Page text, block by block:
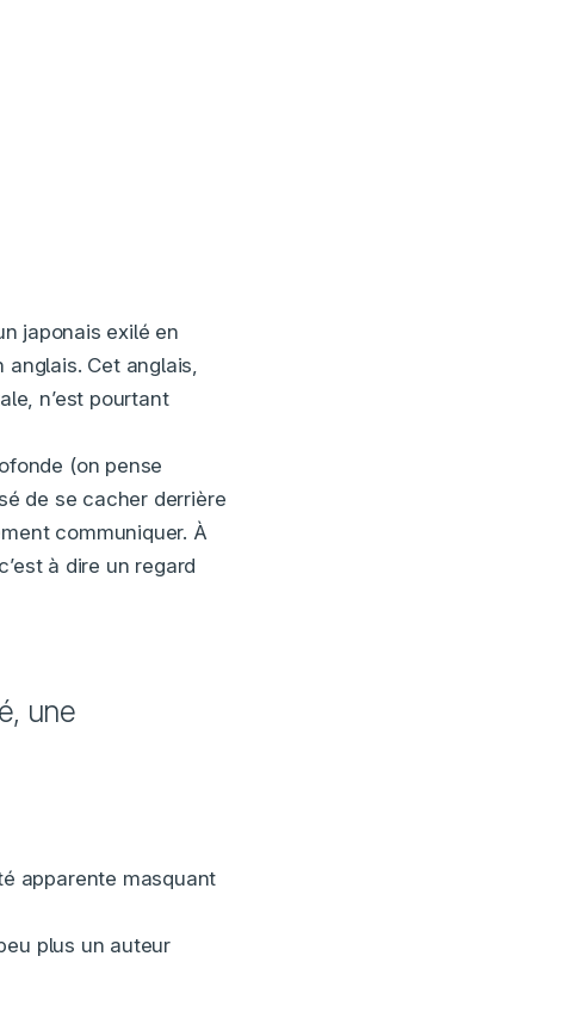
japonais exilé en
Cet anglais,
n’est pourtant
(on pense
de se cacher derrière
communiquer. À
c’est à dire un regard
une
apparente masquant
plus un auteur